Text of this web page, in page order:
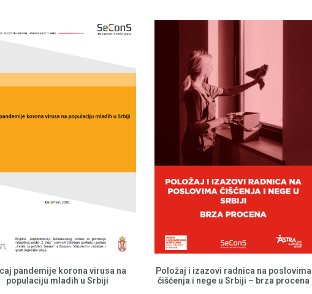
pandemije korona virusa na
populaciju mladih u Srbiji
Položaj i izazovi radnica na poslovima
čišćenja i nege u Srbiji – brza procena